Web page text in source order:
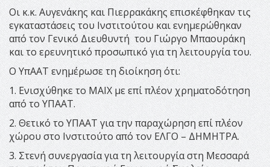
Οι κ.κ. Αυγενάκης και Πιερρακάκης επισκέφθηκαν τις
εγκαταστάσεις του Ινστιτούτου και ενημερώθηκαν
από τον Γενικό Διευθυντή του Γιώργο Μπαουράκη
και το ερευνητικό προσωπικό για τη λειτουργία του.
Ο ΥπΑΑΤ ενημέρωσε τη διοίκηση ότι:
1. Ενισχύθηκε το ΜΑΙΧ με επί πλέον χρηματοδότηση
από το ΥΠΑΑΤ.
2. ⁠Θετικό το ΥΠΑΑΤ για την παραχώρηση επί πλέον
χώρου στο Ινστιτούτο από τον ΕΛΓΟ – ΔΗΜΗΤΡΑ.
3. ⁠Στενή συνεργασία για τη λειτουργία στη Μεσσαρά